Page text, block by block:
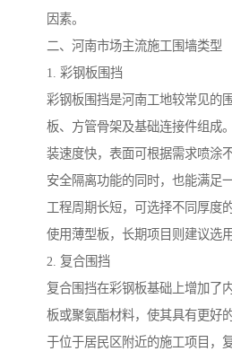
因素。
二、河南市场主流施工围墙类型
1. 彩钢板围挡
彩钢板围挡是河南工地较常见的
板、方管骨架及基础连接件组成
装速度快，表面可根据需求喷涂
安全隔离功能的同时，也能满足
工程周期长短，可选择不同厚度
使用薄型板，长期项目则建议选
2. 复合围挡
复合围挡在彩钢板基础上增加了
板或聚氨酯材料，使其具有更好
于位于居民区附近的施工项目，